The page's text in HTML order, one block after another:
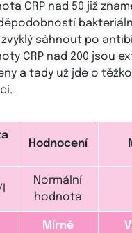
CRP nad 50 již
zvyklý sáhnout po
CRP nad 200 jsou
a tady už jde o
Hodnocení
Normální
hodnota
Mírně